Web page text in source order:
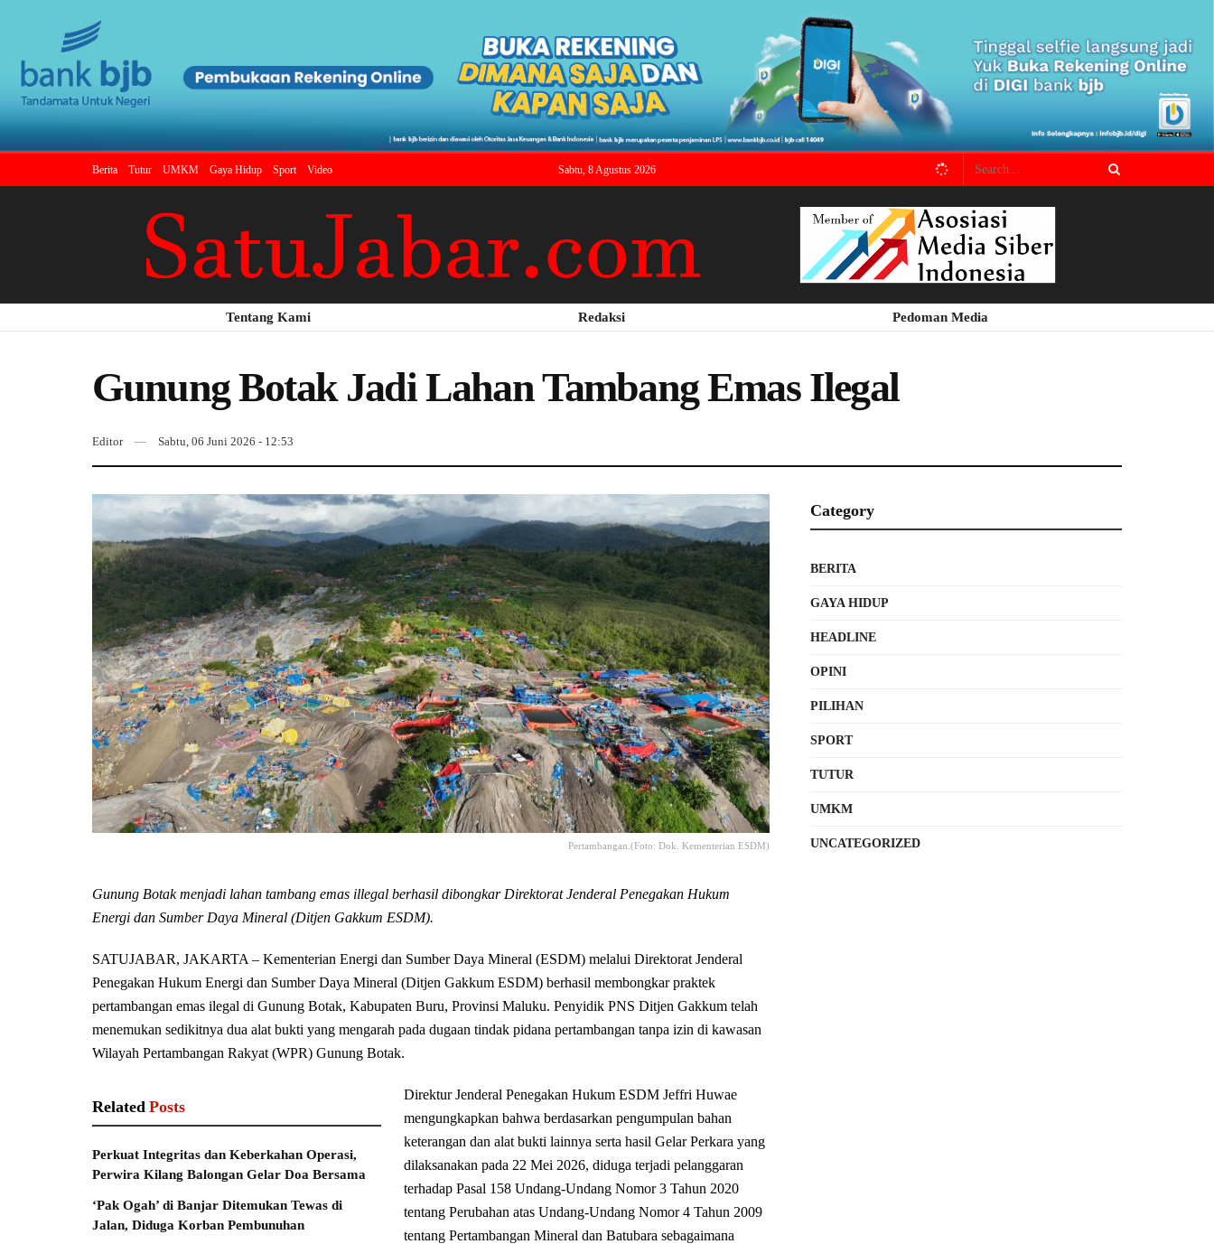
Berita Tutur UMKM Gaya Hidup Sport Video Sabtu, 8 Agustus 2026
Tentang Kami Redaksi Pedoman Media
Gunung Botak Jadi Lahan Tambang Emas Ilegal
Editor Sabtu, 06 Juni 2026 - 12:53
Pertambangan.(Foto: Dok. Kementerian ESDM)
Gunung Botak menjadi lahan tambang emas illegal berhasil dibongkar Direktorat Jenderal Penegakan Hukum
Energi dan Sumber Daya Mineral (Ditjen Gakkum ESDM).
SATUJABAR, JAKARTA – Kementerian Energi dan Sumber Daya Mineral (ESDM) melalui Direktorat Jenderal
Penegakan Hukum Energi dan Sumber Daya Mineral (Ditjen Gakkum ESDM) berhasil membongkar praktek
pertambangan emas ilegal di Gunung Botak, Kabupaten Buru, Provinsi Maluku. Penyidik PNS Ditjen Gakkum telah
menemukan sedikitnya dua alat bukti yang mengarah pada dugaan tindak pidana pertambangan tanpa izin di kawasan
Wilayah Pertambangan Rakyat (WPR) Gunung Botak.
Related Posts
Perkuat Integritas dan Keberkahan Operasi,
Perwira Kilang Balongan Gelar Doa Bersama
‘Pak Ogah’ di Banjar Ditemukan Tewas di
Jalan, Diduga Korban Pembunuhan
Direktur Jenderal Penegakan Hukum ESDM Jeffri Huwae
mengungkapkan bahwa berdasarkan pengumpulan bahan
keterangan dan alat bukti lainnya serta hasil Gelar Perkara yang
dilaksanakan pada 22 Mei 2026, diduga terjadi pelanggaran
terhadap Pasal 158 Undang-Undang Nomor 3 Tahun 2020
tentang Perubahan atas Undang-Undang Nomor 4 Tahun 2009
tentang Pertambangan Mineral dan Batubara sebagaimana
Category
BERITA
GAYA HIDUP
HEADLINE
OPINI
PILIHAN
SPORT
TUTUR
UMKM
UNCATEGORIZED